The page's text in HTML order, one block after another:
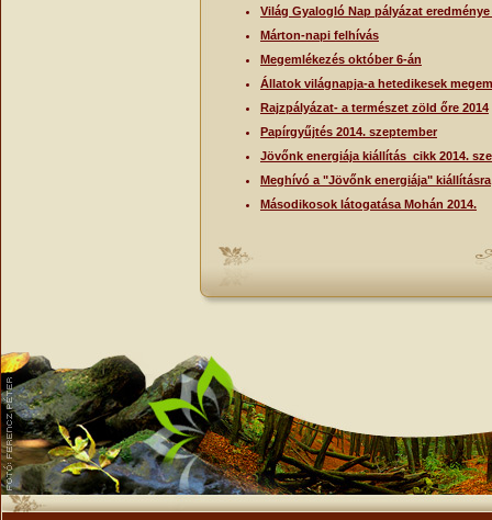
Világ Gyalogló Nap pályázat eredménye
Márton-napi felhívás
Megemlékezés október 6-án
Állatok világnapja-a hetedikesek
Rajzpályázat- a természet zöld őre 2014
Papírgyűjtés 2014. szeptember
Jövőnk energiája kiállítás_cikk 2014.
Meghívó a "Jövőnk energiája" kiállításra
Másodikosok látogatása Mohán 2014.